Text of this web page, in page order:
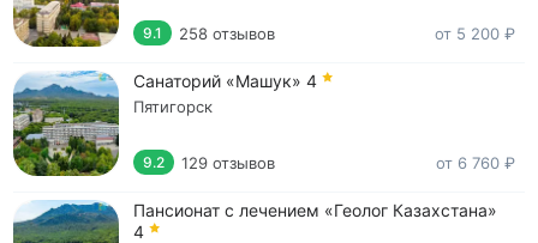
9.1 258 отзывов от 5 200 ₽
Санаторий «Машук» 4
Пятигорск
9.2 129 отзывов от 6 760 ₽
Пансионат с лечением «Геолог Казахстана»
4